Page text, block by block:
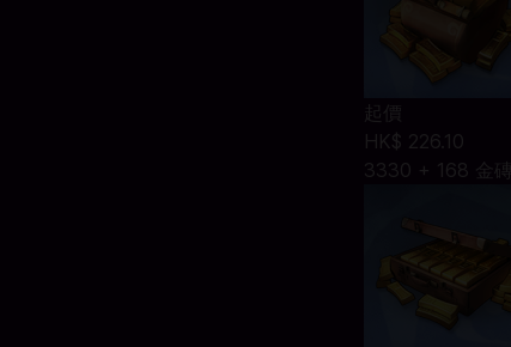
起價
HK$ 226.10
3330 + 168 金磚